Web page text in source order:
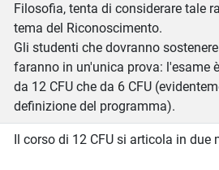
Filosofia, tenta di considerare tale
tema del Riconoscimento.
Gli studenti che dovranno
faranno in un'unica prova: l'esame
da 12 CFU che da 6 CFU
definizione del programma).
Il corso di 12 CFU si articola in